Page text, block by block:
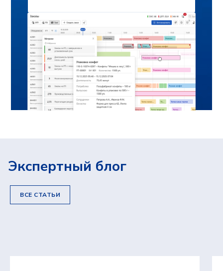
Экспертный блог
ВСЕ СТАТЬИ
соглашаюсь сполитикой в отношении
обработки персональных данных
также даю свое
согласие на обработку
и использование моих персональных
данныхи соглашаюсь
получатьрекламную рассылку
ОТПРАВИТЬ